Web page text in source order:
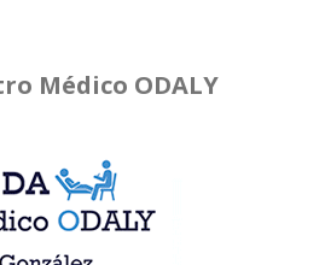
Médico ODALY